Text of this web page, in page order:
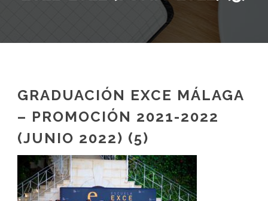
GRADUACIÓN EXCE MÁLAGA
– PROMOCIÓN 2021-2022
(JUNIO 2022) (5)